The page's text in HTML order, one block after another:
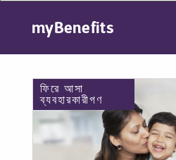
myBenefits
ফিরে আসা
ব্যবহারকারীগণ